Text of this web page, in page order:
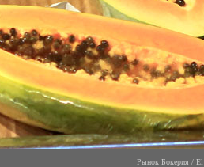
Рынок Бокерия / El